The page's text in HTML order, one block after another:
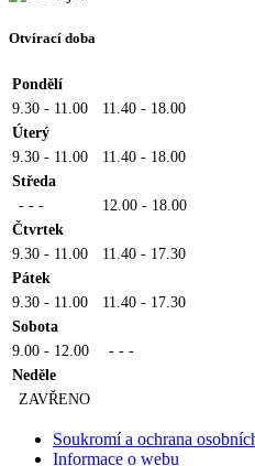
Otvírací doba
Pondělí
9.30 - 11.00
11.40 - 18.00
Úterý
9.30 - 11.00
11.40 - 18.00
Středa
- - -
12.00 - 18.00
Čtvrtek
9.30 - 11.00
11.40 - 17.30
Pátek
9.30 - 11.00
11.40 - 17.30
Sobota
9.00 - 12.00
- - -
Neděle
ZAVŘENO
Soukromí a ochrana
Informace o webu